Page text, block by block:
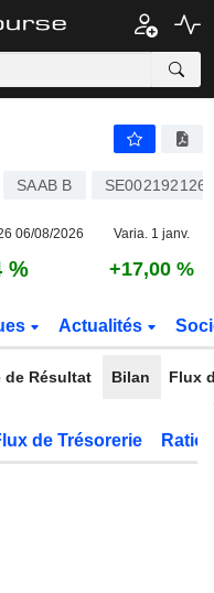
SAAB B
06/08/2026 Varia. 1 janv.
% +17,00 %
Actualités
de Résultat Bilan Flux
de Trésorerie